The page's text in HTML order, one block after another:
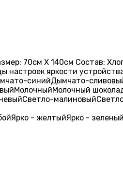
70см X 140см Состав:
настроек яркости
синийДымчато-
МолочныйМолочный
Светло-малиновый
Ярко - желтыйЯрко - зеленый